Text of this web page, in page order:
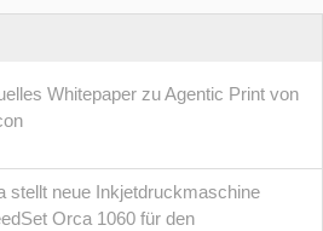
Whitepaper zu Agentic Print von
stellt neue Inkjetdruckmaschine
Orca 1060 für den